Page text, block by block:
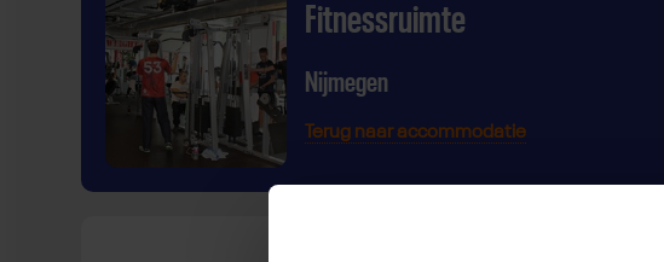
Fitnessruimte
Nijmegen
Terug naar accommodatie